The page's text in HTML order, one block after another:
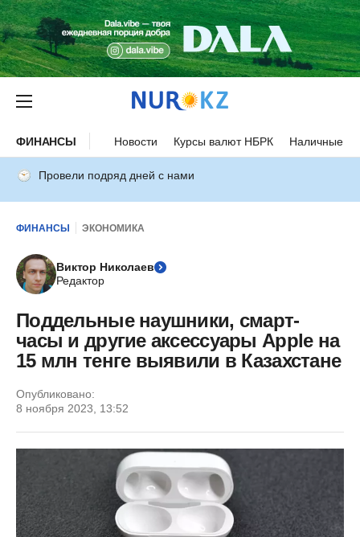
ФИНАНСЫ Новости Курсы валют НБРК Наличные
Провели подряд дней с нами
ФИНАНСЫ ЭКОНОМИКА
Виктор Николаев
Редактор
Поддельные наушники, смарт-
часы и другие аксессуары Apple на
15 млн тенге выявили в Казахстане
Опубликовано:
8 ноября 2023, 13:52